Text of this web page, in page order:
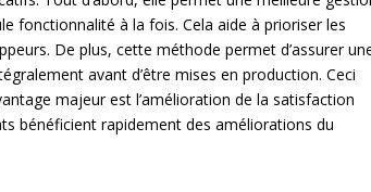
fonctionnalité à la fois. Cela aide à prioriser les
De plus, cette méthode permet d’assurer
avant d’être mises en production. Ceci
majeur est l’amélioration de la satisfaction
bénéficient rapidement des améliorations du